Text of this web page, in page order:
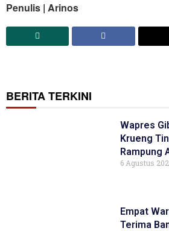
Penulis | Arinos
BERITA TERKINI
Wapres
Krueng
Rampung
6 Agustus
Empat
Terima